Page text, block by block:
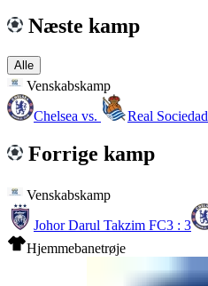
Næste kamp
Alle
Venskabskamp
Chelsea vs. Real Sociedad
Forrige kamp
Venskabskamp
Johor Darul Takzim FC3 : 3
Hjemmebanetrøje